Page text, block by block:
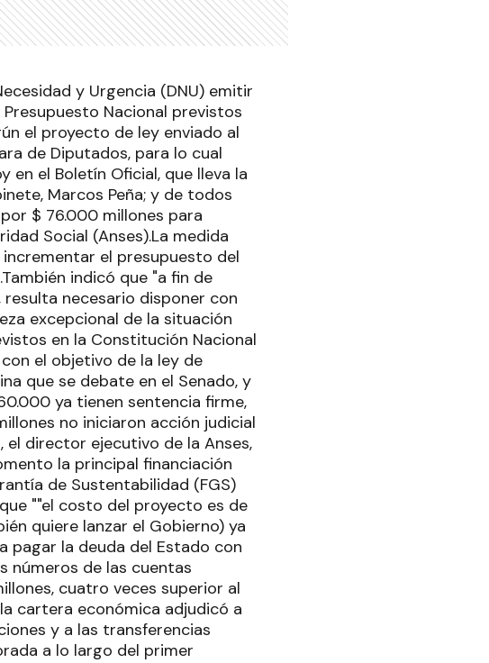
y Urgencia (DNU) emitir
Nacional previstos
el proyecto de ley enviado al
de Diputados, para lo cual
en el Boletín Oficial, que lleva la
Marcos Peña; y de todos
$ 76.000 millones para
Social (Anses).La medida
el presupuesto del
indicó que "a fin de
necesario disponer con
excepcional de la situación
en la Constitución Nacional
el objetivo de la ley de
que se debate en el Senado, y
ya tienen sentencia firme,
no iniciaron acción judicial
el director ejecutivo de la Anses,
la principal financiación
de Sustentabilidad (FGS)
""el costo del proyecto es de
quiere lanzar el Gobierno) ya
pagar la deuda del Estado con
números de las cuentas
cuatro veces superior al
cartera económica adjudicó a
y a las transferencias
a lo largo del primer